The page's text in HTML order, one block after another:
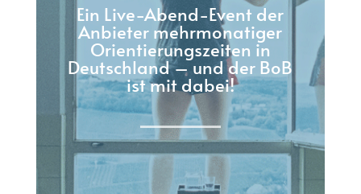
Ein Live-Abend-Event der
Anbieter mehrmonatiger
Orientierungszeiten in
Deutschland – und der BoB
ist mit dabei!